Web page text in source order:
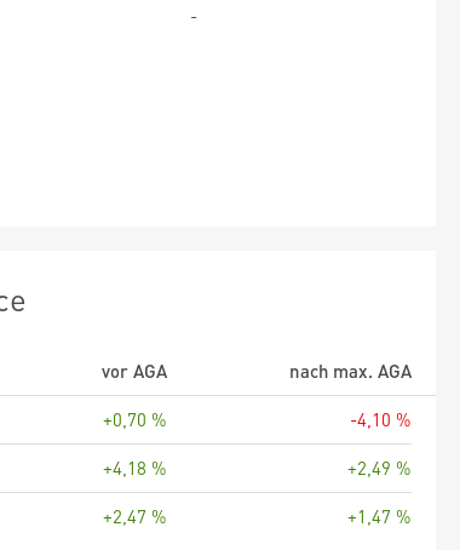
-
vor AGA
nach max. AGA
+0,70 %
-4,10 %
+4,18 %
+2,49 %
+2,47 % +1,47 %